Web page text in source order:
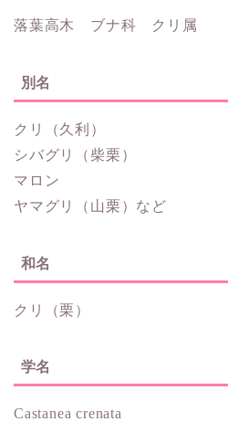
落葉高木 ブナ科 クリ属
別名
クリ（久利）
シバグリ（柴栗）
マロン
ヤマグリ（山栗）など
和名
クリ（栗）
学名
Castanea crenata